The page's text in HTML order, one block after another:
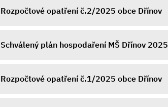
Rozpočtové opatření č.2/2025 obce Dřínov
Schválený plán hospodaření MŠ Dřínov 2025
Rozpočtové opatření č.1/2025 obce Dřínov